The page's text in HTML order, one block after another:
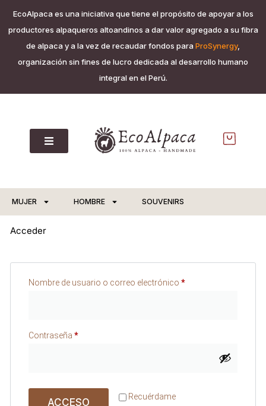
EcoAlpaca es una iniciativa que tiene el propósito de apoyar a los
productores alpaqueros altoandinos a dar valor agregado a su fibra
de alpaca y a la vez de recaudar fondos para ProSynergy,
organización sin fines de lucro dedicada al desarrollo humano
integral en el Perú.
MUJER HOMBRE SOUVENIRS
Acceder
Nombre de usuario o correo electrónico *
Contraseña *
Recuérdame
ACCESO